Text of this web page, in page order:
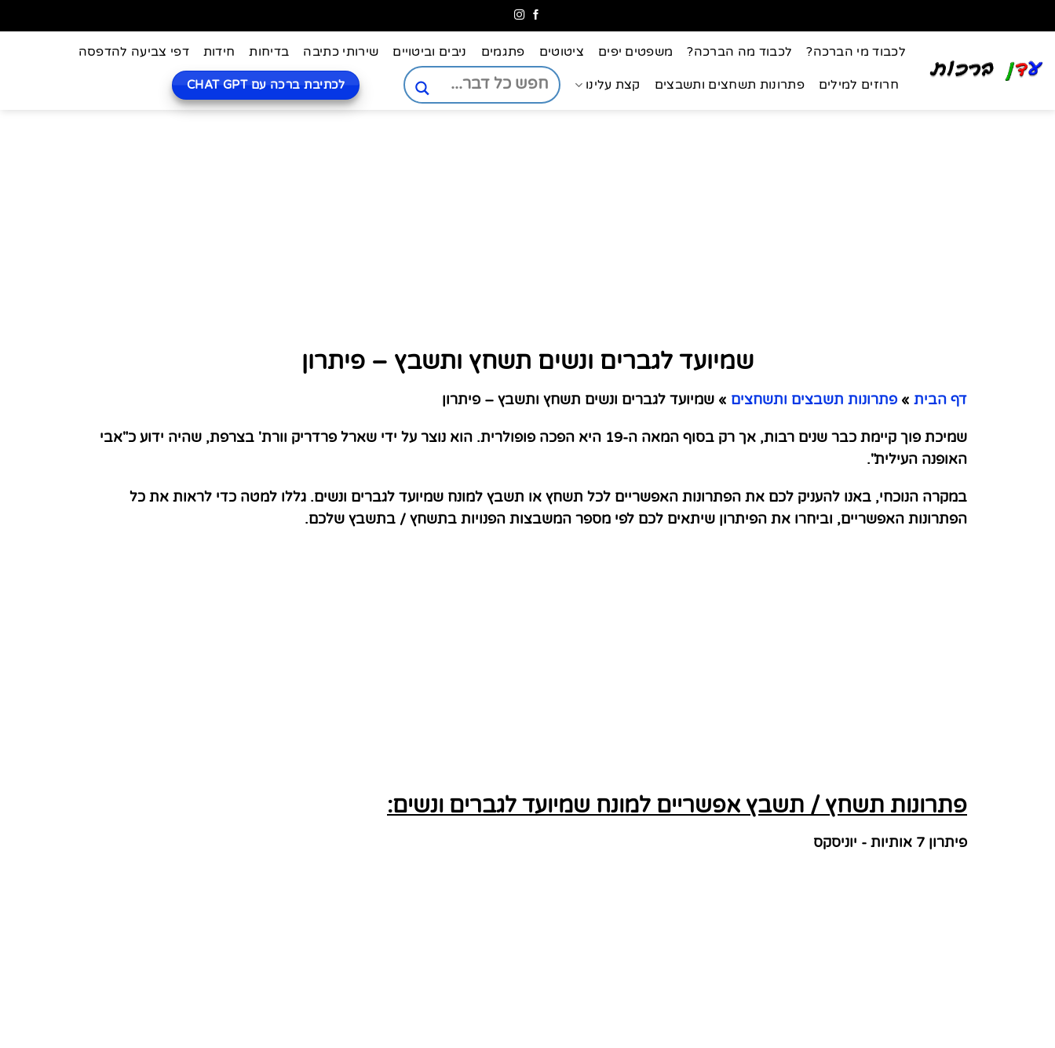
לכבוד מי הברכה? לכבוד מה הברכה? משפטים יפים ציטוטים פתגמים ניבים וביטויים שירותי כתיבה בדיחות חידות דפי צביעה להדפסה
חרוזים למילים פתרונות תשחצים ותשבצים קצת עלינו לכתיבת ברכה עם CHAT GPT
שמיועד לגברים ונשים תשחץ ותשבץ – פיתרון
דף הבית » פתרונות תשבצים ותשחצים » שמיועד לגברים ונשים תשחץ ותשבץ – פיתרון
שמיכת פוך קיימת כבר שנים רבות, אך רק בסוף המאה ה-19 היא הפכה פופולרית. הוא נוצר על ידי שארל פרדריק וורת' בצרפת, שהיה ידוע כ"אבי
האופנה העילית".
במקרה הנוכחי, באנו להעניק לכם את הפתרונות האפשריים לכל תשחץ או תשבץ למונח שמיועד לגברים ונשים. גללו למטה כדי לראות את כל
הפתרונות האפשריים, וביחרו את הפיתרון שיתאים לכם לפי מספר המשבצות הפנויות בתשחץ / בתשבץ שלכם.
פתרונות תשחץ / תשבץ אפשריים למונח שמיועד לגברים ונשים:
פיתרון 7 אותיות - יוניסקס